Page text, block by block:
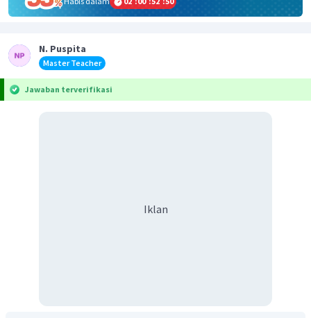
N. Puspita
Master Teacher
Jawaban terverifikasi
Iklan